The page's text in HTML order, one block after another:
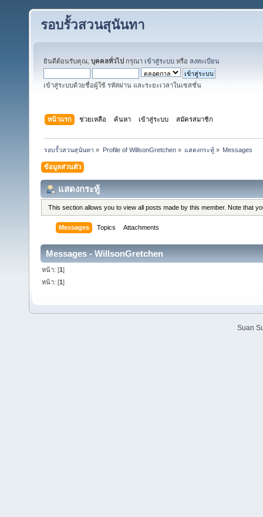
รอบรั้วสวนสุนันทา
ยินดีต้อนรับคุณ, บุคคลทั่วไป กรุณา เข้าสู่ระบบ หรือ ลงทะเบียน
เข้าสู่ระบบด้วยชื่อผู้ใช้ รหัสผ่าน และระยะเวลาในเซสชั่น
หน้าแรก ช่วยเหลือ ค้นหา เข้าสู่ระบบ สมัครสมาชิก
รอบรั้วสวนสุนันทา » Profile of WillsonGretchen» แสดงกระทู้» Messages
ข้อมูลส่วนตัว
แสดงกระทู้
This section allows you to view all posts made by this member. Note that
Messages Topics Attachments
Messages - WillsonGretchen
หน้า: [1]
หน้า: [1]
Suan